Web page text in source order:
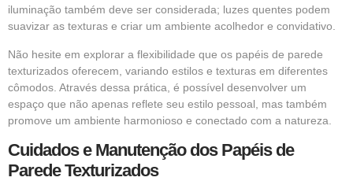
iluminação também deve ser considerada; luzes quentes podem
suavizar as texturas e criar um ambiente acolhedor e convidativo.
Não hesite em explorar a flexibilidade que os papéis de parede
texturizados oferecem, variando estilos e texturas em diferentes
cômodos. Através dessa prática, é possível desenvolver um
espaço que não apenas reflete seu estilo pessoal, mas também
promove um ambiente harmonioso e conectado com a natureza.
Cuidados e Manutenção dos Papéis de
Parede Texturizados